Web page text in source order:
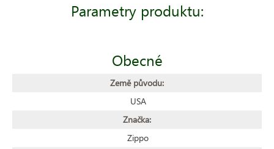
Parametry produktu:
Obecné
Země původu:
USA
Značka:
Zippo